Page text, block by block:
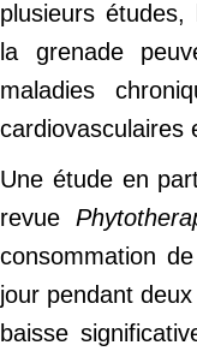
plusieurs
la grenade
maladies
cardiovasculaires
Une étude en
revue
consommation
jour pendant
baisse